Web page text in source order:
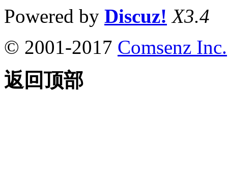
Powered by Discuz! X3.4
© 2001-2017 Comsenz Inc.
返回顶部